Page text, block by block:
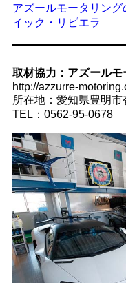
アズールモータリング
イック・リビエラ
取材協力：アズールモ
http://azzurre-
所在地：愛知県豊明
TEL：0562-95-0678